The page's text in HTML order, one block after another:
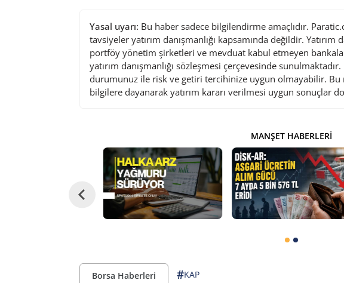
Yasal uyarı: Bu haber sadece bilgilendirme amaçlıdır.
tavsiyeler yatırım danışmanlığı kapsamında değildir. Yatırım
portföy yönetim şirketleri ve mevduat kabul etmeyen
yatırım danışmanlığı sözleşmesi çerçevesinde
durumunuz ile risk ve getiri tercihinize uygun olmayabilir. Bu
bilgilere dayanarak yatırım kararı verilmesi uygun sonuçlar
MANŞET HABERLERI
Borsa Haberleri #KAP